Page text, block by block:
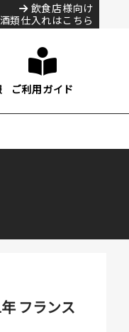
飲食店様向け
酒類仕入れはこちら
ご利用ガイド
フランス